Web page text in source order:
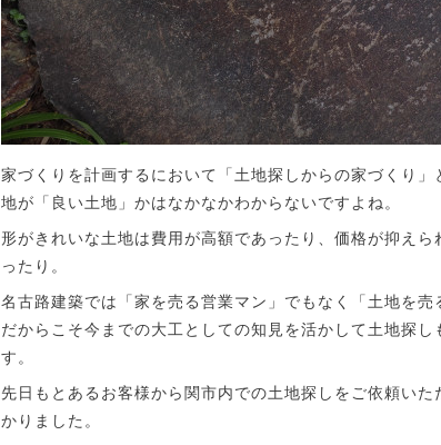
家づくりを計画するにおいて「土地探しからの家づくり
地が「良い土地」かはなかなかわからないですよね。
形がきれいな土地は費用が高額であったり、価格が抑え
ったり。
名古路建築では「家を売る営業マン」でもなく「土地を
だからこそ今までの大工としての知見を活かして土地探
す。
先日もとあるお客様から関市内での土地探しをご依頼い
かりました。